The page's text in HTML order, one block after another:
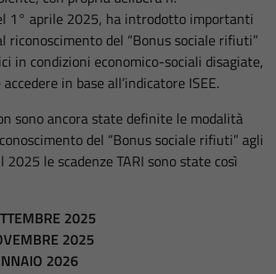
1° aprile 2025, ha introdotto importanti
riconoscimento del “Bonus sociale rifiuti”
in condizioni economico-sociali disagiate,
in base all’indicatore ISEE.
sono ancora state definite le modalità
del “Bonus sociale rifiuti” agli
le scadenze TARI sono state così
2025
2025
2026